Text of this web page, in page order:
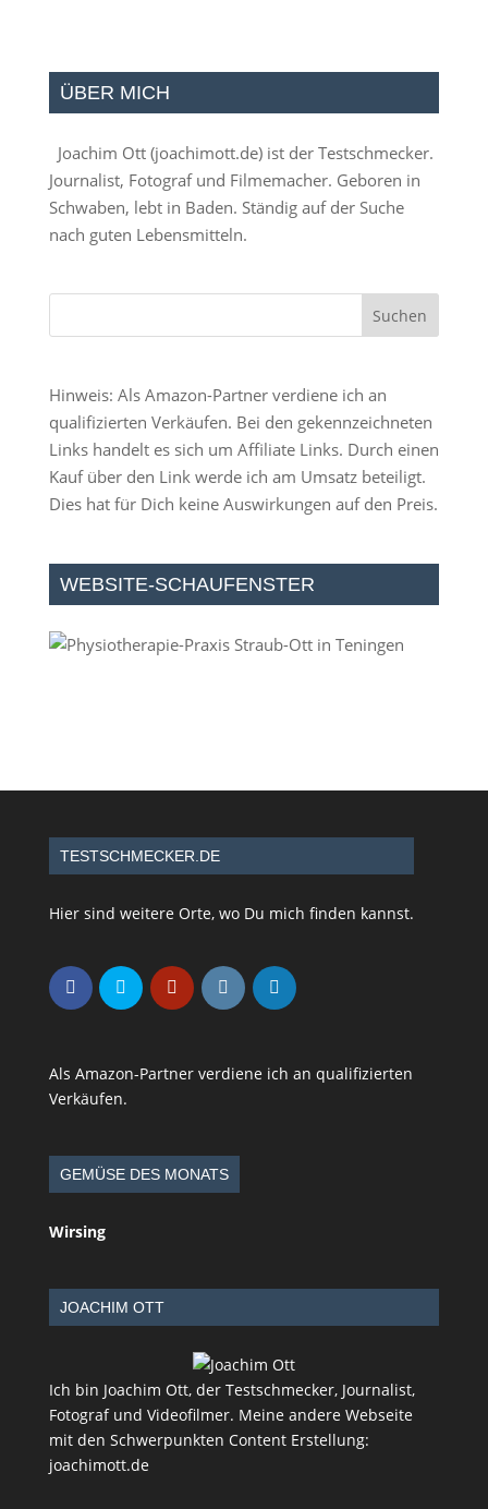
ÜBER MICH
Joachim Ott (joachimott.de) ist der Testschmecker.
Journalist, Fotograf und Filmemacher. Geboren in
Schwaben, lebt in Baden. Ständig auf der Suche
nach guten Lebensmitteln.
Hinweis: Als Amazon-Partner verdiene ich an
qualifizierten Verkäufen. Bei den gekennzeichneten
Links handelt es sich um Affiliate Links. Durch einen
Kauf über den Link werde ich am Umsatz beteiligt.
Dies hat für Dich keine Auswirkungen auf den Preis.
WEBSITE-SCHAUFENSTER
TESTSCHMECKER.DE
Hier sind weitere Orte, wo Du mich finden kannst.
Als Amazon-Partner verdiene ich an qualifizierten
Verkäufen.
GEMÜSE DES MONATS
Wirsing
JOACHIM OTT
Ich bin Joachim Ott, der Testschmecker, Journalist,
Fotograf und Videofilmer. Meine andere Webseite
mit den Schwerpunkten Content Erstellung:
joachimott.de